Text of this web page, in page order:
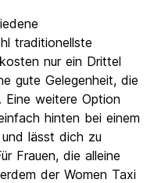
traditionellste
nur ein Drittel
gute Gelegenheit, die
Eine weitere Option
hinten bei einem
lässt dich zu
Frauen, die alleine
der Women Taxi